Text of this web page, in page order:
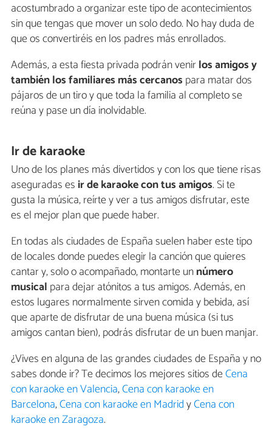
acostumbrado a organizar este tipo de acontecimientos
sin que tengas que mover un solo dedo. No hay duda de
que os convertiréis en los padres más enrollados.
Además, a esta fiesta privada podrán venirlos amigos y
también los familiares más cercanos para matar dos
pájaros de un tiro y que toda la familia al completo se
reúna y pase un día inolvidable.
Ir de karaoke
Uno de los planes más divertidos y con los que tiene risas
aseguradas es ir de karaoke con tus amigos. Si te
gusta la música, reírte y ver a tus amigos disfrutar, este
es el mejor plan que puede haber.
En todas als ciudades de España suelen haber este tipo
de locales donde puedes elegir la canción que quieres
cantar y, solo o acompañado, montarte unnúmero
musical para dejar atónitos a tus amigos. Además, en
estos lugares normalmente sirven comida y bebida, así
que aparte de disfrutar de una buena música (si tus
amigos cantan bien), podrás disfrutar de un buen manjar.
¿Vives en alguna de las grandes ciudades de España y no
sabes donde ir? Te decimos los mejores sitios deCena
con karaoke en Valencia,Cena con karaoke en
Barcelona,Cena con karaoke en MadridyCena con
karaoke en Zaragoza.